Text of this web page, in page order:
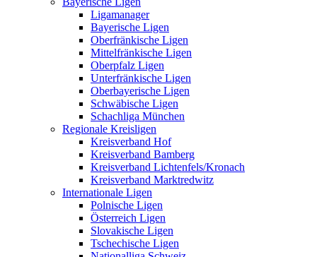
Ligamanager
Bayerische Ligen
Oberfränkische Ligen
Mittelfränkische Ligen
Oberpfalz Ligen
Unterfränkische Ligen
Oberbayerische Ligen
Schwäbische Ligen
Schachliga München
Regionale Kreisligen
Kreisverband Hof
Kreisverband Bamberg
Kreisverband Lichtenfels/Kronach
Kreisverband Marktredwitz
Internationale Ligen
Polnische Ligen
Österreich Ligen
Slovakische Ligen
Tschechische Ligen